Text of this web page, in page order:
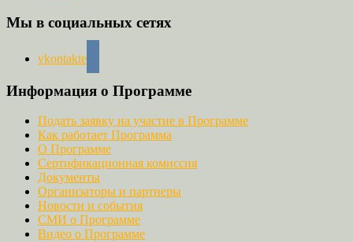
Мы в социальных сетях
vkontakte
Информация о Программе
Подать заявку на участие в Программе
Как работает Программа
О Программе
Сертификационная комиссия
Документы
Организаторы и партнеры
Новости и события
СМИ о Программе
Видео о Программе